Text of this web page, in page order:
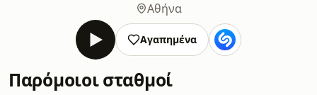
Αθήνα
Αγαπημένα
Παρόμοιοι σταθμοί